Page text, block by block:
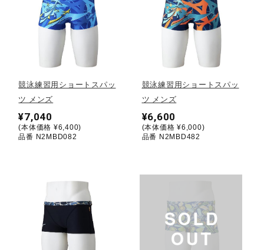
健康／エクササイズ
メディカル
セール
その他
競泳練習用ショートスパッ
ツ メンズ
¥7,040
(本体価格 ¥6,400)
品番 N2MBD082
競泳練習用ショートスパッ
ツ メンズ
¥6,600
(本体価格 ¥6,000)
品番 N2MBD482